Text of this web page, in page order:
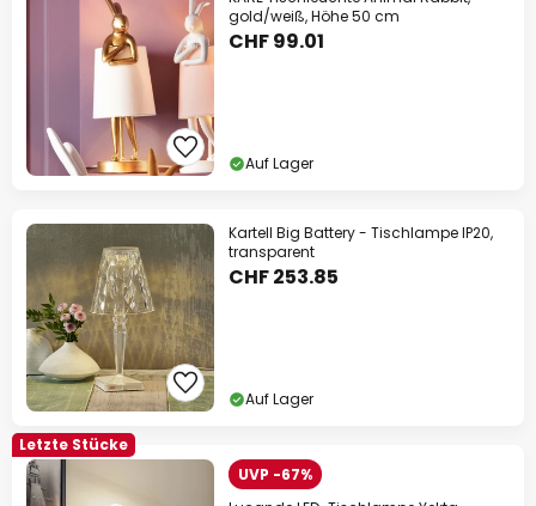
gold/weiß, Höhe 50 cm
CHF 99.01
Auf Lager
Kartell Big Battery - Tischlampe IP20,
transparent
CHF 253.85
Auf Lager
Letzte Stücke
UVP -67%